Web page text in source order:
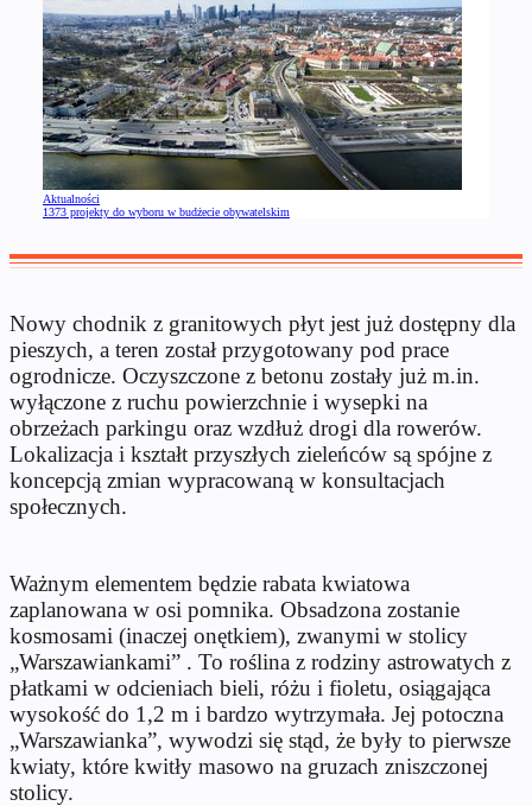
Aktualności
1373 projekty do wyboru w budżecie obywatelskim
Nowy chodnik z granitowych płyt jest już dostępny dla
pieszych, a teren został przygotowany pod prace
ogrodnicze. Oczyszczone z betonu zostały już m.in.
wyłączone z ruchu powierzchnie i wysepki na
obrzeżach parkingu oraz wzdłuż drogi dla rowerów.
Lokalizacja i kształt przyszłych zieleńców są spójne z
koncepcją zmian wypracowaną w konsultacjach
społecznych.
Ważnym elementem będzie rabata kwiatowa
zaplanowana w osi pomnika. Obsadzona zostanie
kosmosami (inaczej onętkiem), zwanymi w stolicy
„Warszawiankami” . To roślina z rodziny astrowatych z
płatkami w odcieniach bieli, różu i fioletu, osiągająca
wysokość do 1,2 m i bardzo wytrzymała. Jej potoczna
„Warszawianka”, wywodzi się stąd, że były to pierwsze
kwiaty, które kwitły masowo na gruzach zniszczonej
stolicy.